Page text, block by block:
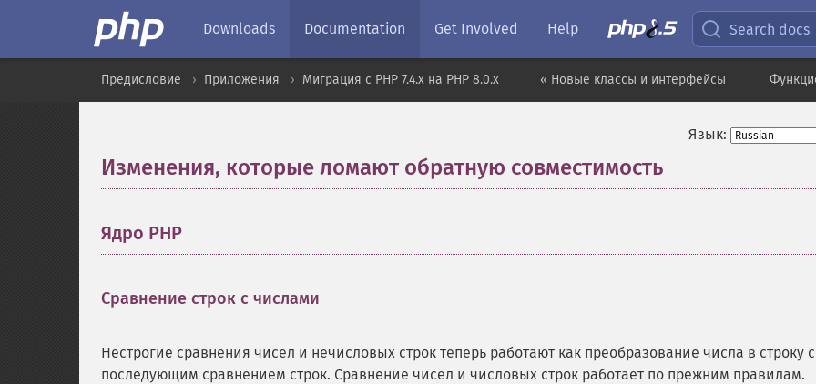
Downloads Documentation Get Involved Help Search docs
« Новые классы и интерфейсы
Предисловие Приложения Миграция с PHP 7.4.x на PHP 8.0.x
Язык:
Изменения, которые ломают обратную совместимость
Ядро PHP
Сравнение строк с числами
Нестрогие сравнения чисел и нечисловых строк теперь работают как преобразование числа в строку с
последующим сравнением строк. Сравнение чисел и числовых строк работает по прежним правилам.